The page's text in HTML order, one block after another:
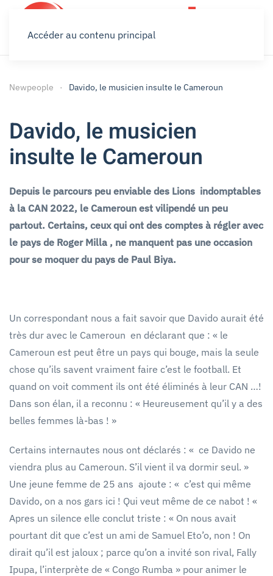
Accéder au contenu principal
Newpeople Davido, le musicien insulte le Cameroun
Davido, le musicien
insulte le Cameroun
Depuis le parcours peu enviable des Lions indomptables
à la CAN 2022, le Cameroun est vilipendé un peu
partout. Certains, ceux qui ont des comptes à régler avec
le pays de Roger Milla , ne manquent pas une occasion
pour se moquer du pays de Paul Biya.
Un correspondant nous a fait savoir que Davido aurait été
très dur avec le Cameroun en déclarant que : « le
Cameroun est peut être un pays qui bouge, mais la seule
chose qu’ils savent vraiment faire c’est le football. Et
quand on voit comment ils ont été éliminés à leur CAN …!
Dans son élan, il a reconnu : « Heureusement qu’il y a des
belles femmes là-bas ! »
Certains internautes nous ont déclarés : « ce Davido ne
viendra plus au Cameroun. S’il vient il va dormir seul. »
Une jeune femme de 25 ans ajoute : « c’est qui même
Davido, on a nos gars ici ! Qui veut même de ce nabot ! «
Apres un silence elle conclut triste : « On nous avait
pourtant dit que c’est un ami de Samuel Eto’o, non ! On
dirait qu’il est jaloux ; parce qu’on a invité son rival, Fally
Ipupa, l’interprète de « Congo Rumba » pour animer le